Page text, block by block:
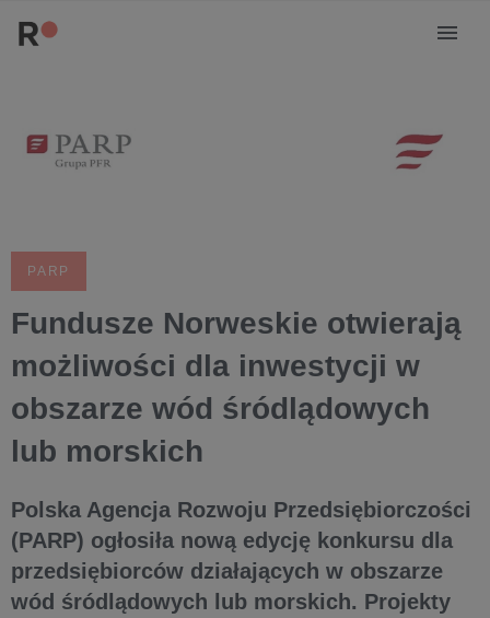
PARP
Fundusze Norweskie otwierają
możliwości dla inwestycji w
obszarze wód śródlądowych
lub morskich
Polska Agencja Rozwoju Przedsiębiorczości
(PARP) ogłosiła nową edycję konkursu dla
przedsiębiorców działających w obszarze
wód śródlądowych lub morskich. Projekty